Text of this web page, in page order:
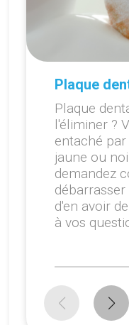
Plaque
l'éliminer ?
entaché
jaune ou
demandez
d'en avoir
à vos